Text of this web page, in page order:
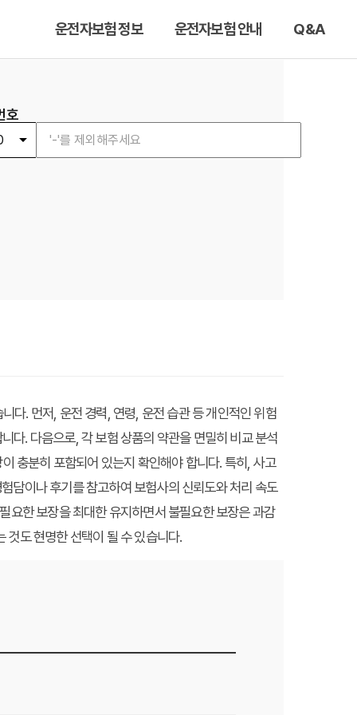
운전자보험 정보 운전자보험 안내 Q&A
호
다. 먼저, 운전 경력, 연령, 운전 습관 등 개인적인 위험
다. 다음으로, 각 보험 상품의 약관을 면밀히 비교 분석
충분히 포함되어 있는지 확인해야 합니다. 특히, 사고
담이나 후기를 참고하여 보험사의 신뢰도와 처리 속도
요한 보장을 최대한 유지하면서 불필요한 보장은 과감
것도 현명한 선택이 될 수 있습니다.